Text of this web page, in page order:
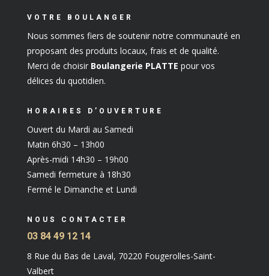
VOTRE BOULANGER
Nous sommes fiers de soutenir notre communauté en
proposant des produits locaux, frais et de qualité.
Merci de choisir Boulangerie PLATTE pour vos
délices du quotidien.
HORAIRES D’OUVERTURE
Ouvert du Mardi au Samedi
Matin 6h30 – 13h00
Après-midi 14h30 – 19h00
Samedi fermeture à 18h30
Fermé le Dimanche et Lundi
NOUS CONTACTER
03 84 49 12 14
8 Rue du Bas de Laval, 70220 Fougerolles-Saint-
Valbert